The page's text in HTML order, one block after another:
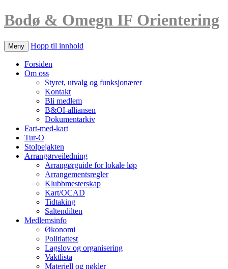
Bodø & Omegn IF Orientering
Meny Hopp til innhold
Forsiden
Om oss
Styret, utvalg og funksjonærer
Kontakt
Bli medlem
B&OI-alliansen
Dokumentarkiv
Fart-med-kart
Tur-O
Stolpejakten
Arrangørveiledning
Arrangørguide for lokale løp
Arrangementsregler
Klubbmesterskap
Kart/OCAD
Tidtaking
Saltendilten
Medlemsinfo
Økonomi
Politiattest
Lagslov og organisering
Vaktlista
Materiell og nøkler